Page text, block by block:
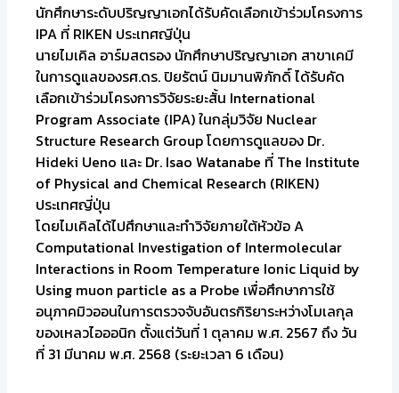
นักศึกษาระดับปริญญาเอกได้รับคัดเลือกเข้าร่วมโครงการ
IPA ที่ RIKEN ประเทศญีปุ่น
นายไมเคิล อาร์มสตรอง นักศึกษาปริญญาเอก สาขาเคมี
ในการดูแลของรศ.ดร. ปิยรัตน์ นิมมานพิภักดิ์ ได้รับคัด
เลือกเข้าร่วมโครงการวิจัยระยะสั้น International
Program Associate (IPA) ในกลุ่มวิจัย Nuclear
Structure Research Group โดยการดูแลของ Dr.
Hideki Ueno และ Dr. Isao Watanabe ที่ The Institute
of Physical and Chemical Research (RIKEN)
ประเทศญี่ปุ่น
โดยไมเคิลได้ไปศึกษาและทำวิจัยภายใต้หัวข้อ A
Computational Investigation of Intermolecular
Interactions in Room Temperature Ionic Liquid by
Using muon particle as a Probe เพื่อศึกษาการใช้
อนุภาคมิวออนในการตรวจจับอันตรกิริยาระหว่างโมเลกุล
ของเหลวไอออนิก ตั้งแต่วันที่ 1 ตุลาคม พ.ศ. 2567 ถึง วัน
ที่ 31 มีนาคม พ.ศ. 2568 (ระยะเวลา 6 เดือน)